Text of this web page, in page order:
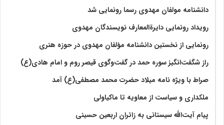
دانشنامه مولفان مهدوی رسما رونمایی شد
رویداد رونمایی دایرةالمعارف نویسندگان مهدوی
رونمایی از نخستین دانشنامه مؤلفان مهدوی در حوزه هنری
راز شگفت‌انگیز سوره حمد در گفت‌وگوی قیصر روم و امام هادی(ع)
صراط با ویژه نامه میلاد حضرت محمد مصطفی(ع) آمد
ملکداری و سیاست از معاویه تا ماکیاولی
پیام آیت‌الله سیستانی به زائران اربعین حسینی